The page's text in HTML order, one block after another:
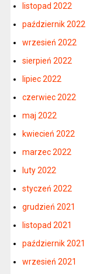
listopad 2022
październik 2022
wrzesień 2022
sierpień 2022
lipiec 2022
czerwiec 2022
maj 2022
kwiecień 2022
marzec 2022
luty 2022
styczeń 2022
grudzień 2021
listopad 2021
październik 2021
wrzesień 2021